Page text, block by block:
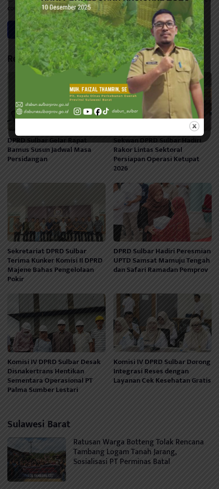
comment.
Related Posts
DPRD Sulbar Gelar Rapat
Bamus Susun Jadwal Masa
Persidangan
Sekwan DPRD Sulbar Hadiri
Rakor Lintas Sektoral
Persiapan Operasi Ketupat
2026
Sekretariat DPRD Sulbar
Terima Kunker Komisi II DPRD
Majene Bahas Pengelolaan
Pokir
DPRD Sulbar Hadiri Peresmian
UPTD Samsat Mamuju Tengah
dan Safari Ramadan Pemprov
Komisi IV DPRD Sulbar Desak
Disnakertrans Hentikan
Sementara Operasional PT
Palma Sumber Lestari
Komisi IV DPRD Sulbar Dorong
Integrasi Reses dengan
Layanan Cek Kesehatan Gratis
Sulawesi Barat
Ratusan Warga Botteng Tolak Rencana
Tambang Logam Tanah Jarang,
Sosialisasi PT Perminas Batal